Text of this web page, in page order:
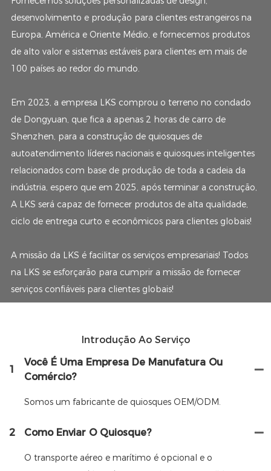
desenvolvimento e produção para clientes estrangeiros na
Europa, América e Oriente Médio, e fornecemos produtos
de alto valor e sistemas estáveis ​​para clientes em mais de
100 países ao redor do mundo.
Em 2023, a empresa LKS comprou o terreno no condado
de Dongyuan, que fica a apenas 2 horas de carro de
Shenzhen, para a construção de quiosques de
autoatendimento líderes nacionais e quiosques inteligentes
relacionados com base de produção de toda a cadeia da
indústria, espero que em 2025, após terminar a construção,
A LKS será capaz de fornecer produtos de alta qualidade,
ciclo de entrega curto e econômicos para clientes globais!
A missão da LKS é facilitar os serviços empresariais! Todos
na LKS se esforçarão para cumprir a missão de fornecer
serviços confiáveis ​​para clientes globais!
Introdução Ao Serviço
1
Você É Uma Empresa De Manufatura Ou
Comércio?
Somos um fabricante de quiosques OEM/ODM.
2 Como Enviar O Quiosque?
O transporte aéreo e marítimo é opcional e o